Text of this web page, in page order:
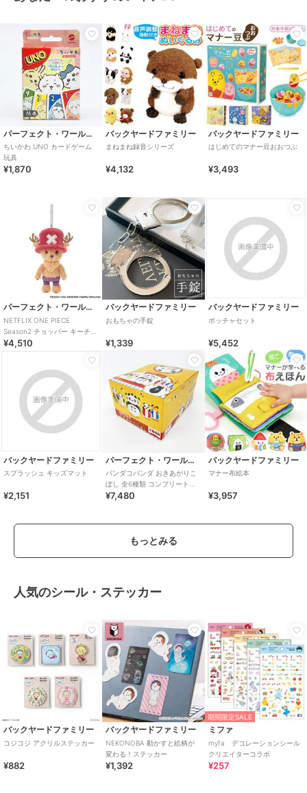
パーフェクト・ワールド・トーキョー
ちいかわ UNO カードゲーム
玩具
¥1,870
バックヤードファミリー
まねまね録音シリーズ
¥4,132
バックヤードファミリー
はじめてのマナー豆おおつぶ
¥3,493
パーフェクト・ワールド・トーキョー
NETFLIX ONE PIECE
Season2 チョッパー キーチェ
ーンマスコット ワンピース
¥4,510
バックヤードファミリー
おもちゃの手錠
¥1,339
バックヤードファミリー
ボッチャセット
¥5,452
バックヤードファミリー
スプラッシュ キッズマット
¥2,151
パーフェクト・ワールド・トーキョー
パンダコパンダ おきあがりこ
ぼし 全6種類 コンプリート
BOX
¥7,480
バックヤードファミリー
マナー布絵本
¥3,957
もっとみる
人気のシール・ステッカー
バックヤードファミリー
コジコジ アクリルステッカー
¥882
バックヤードファミリー
NEKONOBA 動かすと絵柄が
変わる！ステッカー
¥1,392
期間限定SALE
ミファ
myfa デコレーションシール
クリエイターコラボ
¥257